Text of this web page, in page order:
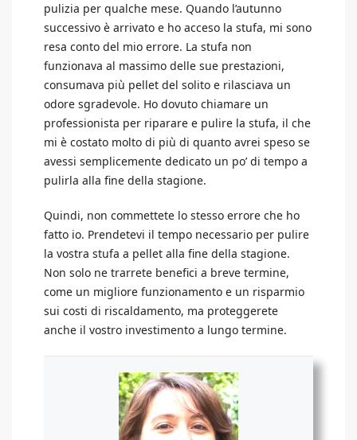
pulizia per qualche mese. Quando l’autunno
successivo è arrivato e ho acceso la stufa, mi sono
resa conto del mio errore. La stufa non
funzionava al massimo delle sue prestazioni,
consumava più pellet del solito e rilasciava un
odore sgradevole. Ho dovuto chiamare un
professionista per riparare e pulire la stufa, il che
mi è costato molto di più di quanto avrei speso se
avessi semplicemente dedicato un po’ di tempo a
pulirla alla fine della stagione.
Quindi, non commettete lo stesso errore che ho
fatto io. Prendetevi il tempo necessario per pulire
la vostra stufa a pellet alla fine della stagione.
Non solo ne trarrete benefici a breve termine,
come un migliore funzionamento e un risparmio
sui costi di riscaldamento, ma proteggerete
anche il vostro investimento a lungo termine.